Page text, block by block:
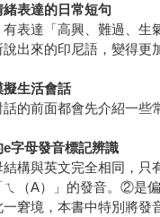
表達的日常短句
有表達「高興、難過、
出來的印尼語，變得更
生活會話
的前面都會先介紹一些
字母發音標記辨識
構與英文完全相同，
（A）」的發音。②是
窘境，本書中特別將